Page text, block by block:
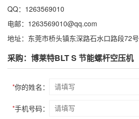
QQ：1263569010
电邮：1263569010@qq.com
地址：东莞市桥头镇东深路石水口路段72号
采购：博莱特BLT S 节能螺杆空压机
*你的姓名：
*手机号码：